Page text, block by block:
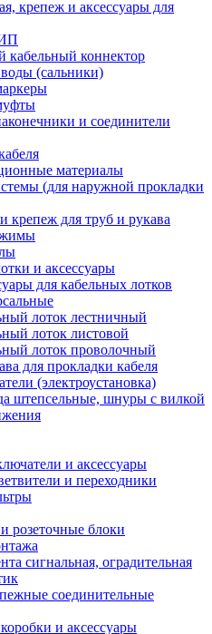
крепеж и аксессуары для
кабельный коннектор
(сальники)
и соединители
материалы
(для наружной прокладки
крепеж для труб и рукава
и аксессуары
для кабельных лотков
лоток лестничный
лоток листовой
лоток проволочный
для прокладки кабеля
(электроустановка)
штепсельные, шнуры с вилкой
и аксессуары
и переходники
розеточные блоки
сигнальная, оградительная
соединительные
и аксессуары